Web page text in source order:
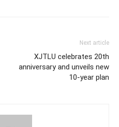
Next article
XJTLU celebrates 20th
anniversary and unveils new
10-year plan